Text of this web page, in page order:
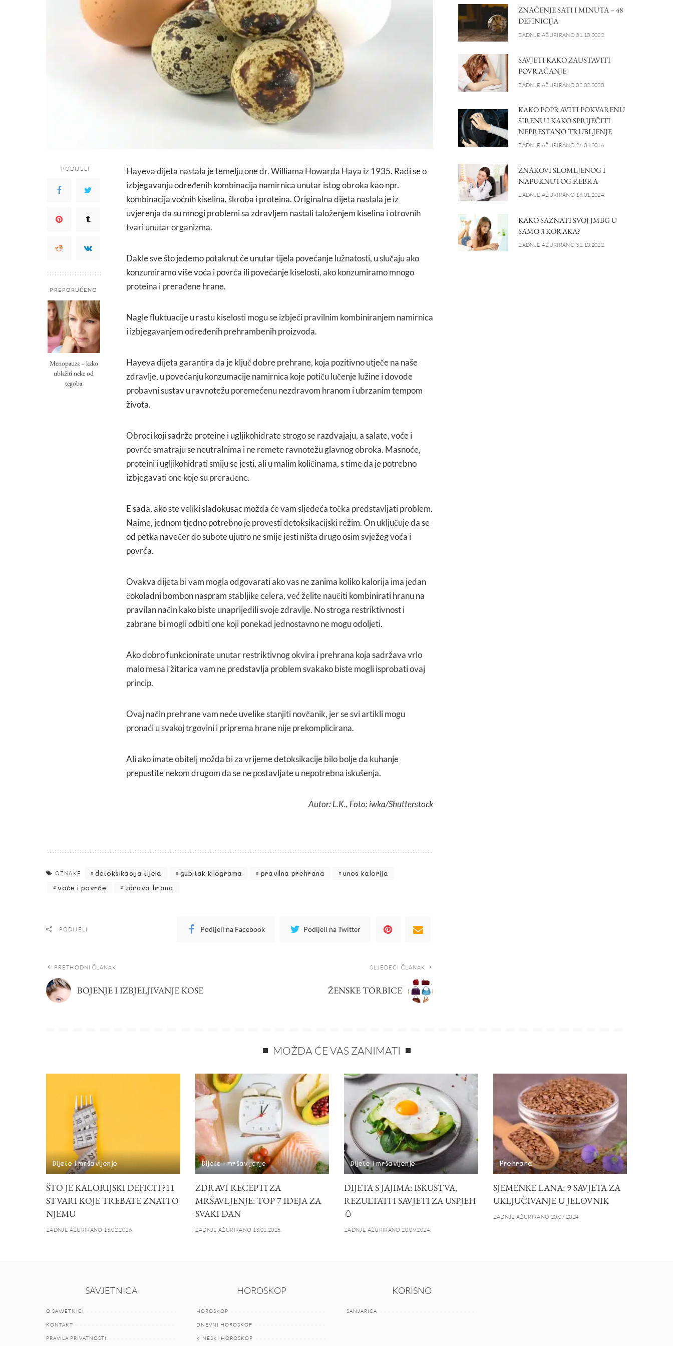
PODIJELI
PREPORUČENO
Menopauza – kako
ublažiti neke od
tegoba
Hayeva dijeta nastala je temelju one dr. Williama Howarda Haya iz 1935. Radi se o
izbjegavanju određenih kombinacija namirnica unutar istog obroka kao npr.
kombinacija voćnih kiselina, škroba i proteina. Originalna dijeta nastala je iz
uvjerenja da su mnogi problemi sa zdravljem nastali taloženjem kiselina i otrovnih
tvari unutar organizma.
Dakle sve što jedemo potaknut će unutar tijela povećanje lužnatosti, u slučaju ako
konzumiramo više voća i povrća ili povećanje kiselosti, ako konzumiramo mnogo
proteina i prerađene hrane.
Nagle fluktuacije u rastu kiselosti mogu se izbjeći pravilnim kombiniranjem namirnica
i izbjegavanjem određenih prehrambenih proizvoda.
Hayeva dijeta garantira da je ključ dobre prehrane, koja pozitivno utječe na naše
zdravlje, u povećanju konzumacije namirnica koje potiču lučenje lužine i dovode
probavni sustav u ravnotežu poremećenu nezdravom hranom i ubrzanim tempom
života.
Obroci koji sadrže proteine i ugljikohidrate strogo se razdvajaju, a salate, voće i
povrće smatraju se neutralnima i ne remete ravnotežu glavnog obroka. Masnoće,
proteini i ugljikohidrati smiju se jesti, ali u malim količinama, s time da je potrebno
izbjegavati one koje su prerađene.
E sada, ako ste veliki sladokusac možda će vam sljedeća točka predstavljati problem.
Naime, jednom tjedno potrebno je provesti detoksikacijski režim. On uključuje da se
od petka navečer do subote ujutro ne smije jesti ništa drugo osim svježeg voća i
povrća.
Ovakva dijeta bi vam mogla odgovarati ako vas ne zanima koliko kalorija ima jedan
čokoladni bombon naspram stabljike celera, već želite naučiti kombinirati hranu na
pravilan način kako biste unaprijedili svoje zdravlje. No stroga restriktivnost i
zabrane bi mogli odbiti one koji ponekad jednostavno ne mogu odoljeti.
Ako dobro funkcionirate unutar restriktivnog okvira i prehrana koja sadržava vrlo
malo mesa i žitarica vam ne predstavlja problem svakako biste mogli isprobati ovaj
princip.
Ovaj način prehrane vam neće uvelike stanjiti novčanik, jer se svi artikli mogu
pronaći u svakoj trgovini i priprema hrane nije prekomplicirana.
Ali ako imate obitelj možda bi za vrijeme detoksikacije bilo bolje da kuhanje
prepustite nekom drugom da se ne postavljate u nepotrebna iskušenja.
Autor: L.K., Foto: iwka/Shutterstock
OZNAKE detoksikacija tijela gubitak kilograma pravilna prehrana
unos kalorija
voće i povrće
zdrava hrana
PODIJELI Podijeli na Facebook Podijeli na Twitter
PRETHODNI ČLANAK
BOJENJE I IZBJELJIVANJE KOSE
SLJEDEĆI ČLANAK
ŽENSKE TORBICE
ZNAČENJE SATI I MINUTA – 48
DEFINICIJA
ZADNJE AŽURIRANO 31.10.2022.
SAVJETI KAKO ZAUSTAVITI
POVRAĆANJE
ZADNJE AŽURIRANO 02.02.2020.
KAKO POPRAVITI POKVARENU
SIRENU I KAKO SPRIJEČITI
NEPRESTANO TRUBLJENJE
ZADNJE AŽURIRANO 26.04.2016.
ZNAKOVI SLOMLJENOG I
NAPUKNUTOG REBRA
ZADNJE AŽURIRANO 18.01.2024.
KAKO SAZNATI SVOJ JMBG U
SAMO 3 KORAKA?
ZADNJE AŽURIRANO 31.10.2022.
MOŽDA ĆE VAS ZANIMATI
Dijete i mršavljenje
ŠTO JE KALORIJSKI DEFICIT?11
STVARI KOJE TREBATE ZNATI O
NJEMU
ZADNJE AŽURIRANO 15.02.2026.
Dijete i mršavljenje
ZDRAVI RECEPTI ZA
MRŠAVLJENJE: TOP 7 IDEJA ZA
SVAKI DAN
ZADNJE AŽURIRANO 13.01.2025.
Dijete i mršavljenje
DIJETA S JAJIMA: ISKUSTVA,
REZULTATI I SAVJETI ZA USPJEH
🥚
ZADNJE AŽURIRANO 20.09.2024.
Prehrana
SJEMENKE LANA: 9 SAVJETA ZA
UKLJUČIVANJE U JELOVNIK
ZADNJE AŽURIRANO 20.07.2024.
SAVJETNICA
O SAVJETNICI
KONTAKT
PRAVILA PRIVATNOSTI
HOROSKOP
HOROSKOP
DNEVNI HOROSKOP
KINESKI HOROSKOP
KORISNO
SANJARICA